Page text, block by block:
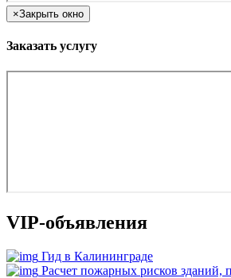
×Закрыть окно
Заказать услугу
VIP-объявления
Гид в Калининграде
Расчет пожарных рисков зданий,